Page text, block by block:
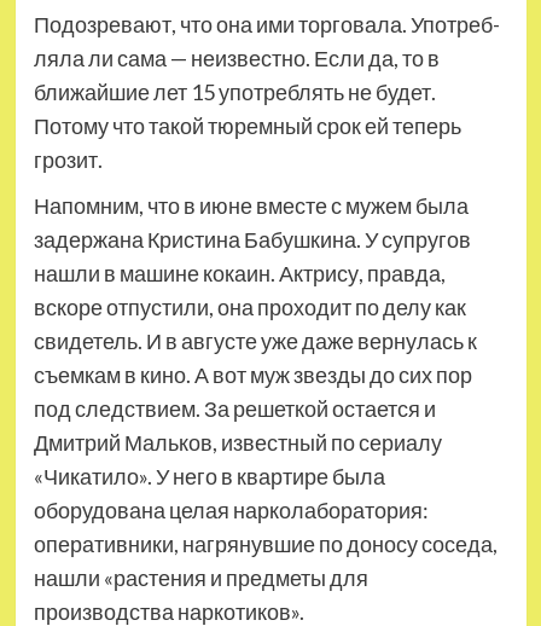
Подозревают, что она ими торговала. Употреб­
ляла ли сама — неизвестно. Если да, то в
ближайшие лет 15 употреблять не будет.
Потому что такой тюремный срок ей теперь
грозит.
Напомним, что в июне вместе с мужем была
задержана Кристина Бабушкина. У супругов
нашли в машине кокаин. Актрису, правда,
вскоре отпустили, она проходит по делу как
свидетель. И в августе уже даже вернулась к
съемкам в кино. А вот муж звезды до сих пор
под следствием. За решеткой остается и
Дмитрий Мальков, известный по сериалу
«Чикатило». У него в квартире была
оборудована целая нарколаборатория:
оперативники, нагрянувшие по доносу соседа,
нашли «растения и предметы для
производства наркотиков».